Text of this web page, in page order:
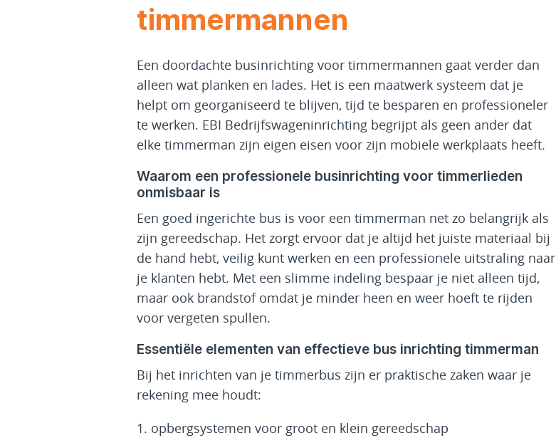
timmermannen
Een doordachte businrichting voor timmermannen gaat verder dan
alleen wat planken en lades. Het is een maatwerk systeem dat je
helpt om georganiseerd te blijven, tijd te besparen en professioneler
te werken. EBI Bedrijfswageninrichting begrijpt als geen ander dat
elke timmerman zijn eigen eisen voor zijn mobiele werkplaats heeft.
Waarom een professionele businrichting voor timmerlieden
onmisbaar is
Een goed ingerichte bus is voor een timmerman net zo belangrijk als
zijn gereedschap. Het zorgt ervoor dat je altijd het juiste materiaal bij
de hand hebt, veilig kunt werken en een professionele uitstraling naar
je klanten hebt. Met een slimme indeling bespaar je niet alleen tijd,
maar ook brandstof omdat je minder heen en weer hoeft te rijden
voor vergeten spullen.
Essentiële elementen van effectieve bus inrichting timmerman
Bij het inrichten van je timmerbus zijn er praktische zaken waar je
rekening mee houdt:
opbergsystemen voor groot en klein gereedschap